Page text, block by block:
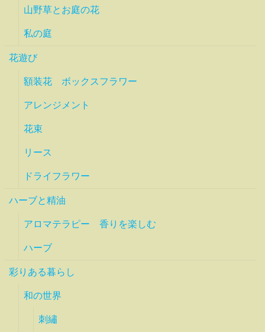
山野草とお庭の花
私の庭
花遊び
額装花 ボックスフラワー
アレンジメント
花束
リース
ドライフラワー
ハーブと精油
アロマテラピー 香りを楽しむ
ハーブ
彩りある暮らし
和の世界
刺繡